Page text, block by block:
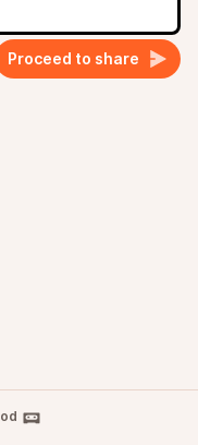
Proceed to share